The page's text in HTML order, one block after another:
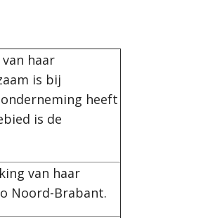
haar
is bij
heeft
is de
van haar
Noord-Brabant.